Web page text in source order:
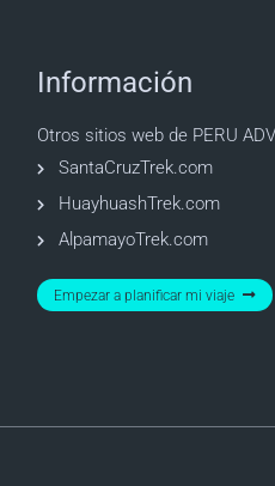
Información
Otros sitios web de PERU
SantaCruzTrek.com
HuayhuashTrek.com
AlpamayoTrek.com
Empezar a planificar mi viaje